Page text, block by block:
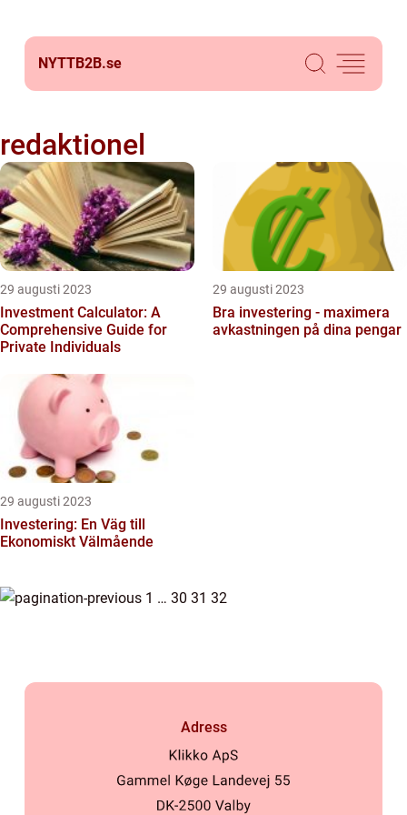
NYTTB2B.se
redaktionel
29 augusti 2023
Investment Calculator: A
Comprehensive Guide for
Private Individuals
29 augusti 2023
Bra investering - maximera
avkastningen på dina pengar
29 augusti 2023
Investering: En Väg till
Ekonomiskt Välmående
1 … 30 31 32
Adress